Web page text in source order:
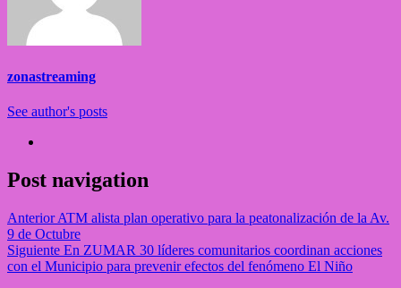
zonastreaming
See author's posts
Post navigation
AnteriorATM alista plan operativo para la peatonalización de la Av.
9 de Octubre
Siguiente En ZUMAR 30 líderes comunitarios coordinan acciones
con el Municipio para prevenir efectos del fenómeno El Niño